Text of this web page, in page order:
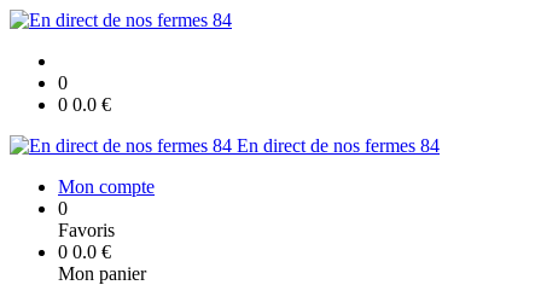
0
0 0.0 €
En direct de nos fermes 84
Mon compte
0
Favoris
0 0.0 €
Mon panier